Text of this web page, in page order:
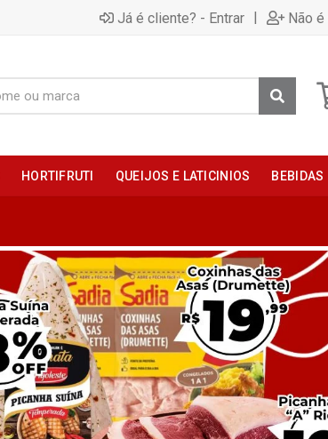
Já é cliente? - Entrar | Não
HORTIFRUTI QUEIJOS E LATICINIOS BEBIDAS